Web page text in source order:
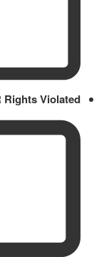
Rights Violated